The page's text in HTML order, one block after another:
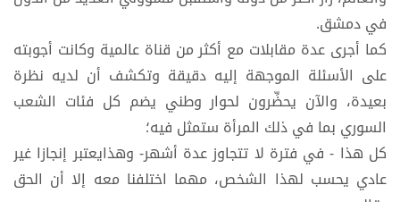
في دمشق.
كما أجرى عدة مقابلات مع أكثر من قناة عالمية وكانت أجوبته
على الأسئلة الموجهة إليه دقيقة وتكشف أن لديه نظرة
بعيدة، والآن يحضِّرون لحوار وطني يضم كل فئات الشعب
السوري بما في ذلك المرأة ستمثل فيه؛
كل هذا - في فترة لا تتجاوز عدة أشهر- وهذايعتبر إنجازا غير
عادي يحسب لهذا الشخص، مهما اختلفنا معه إلا أن الحق